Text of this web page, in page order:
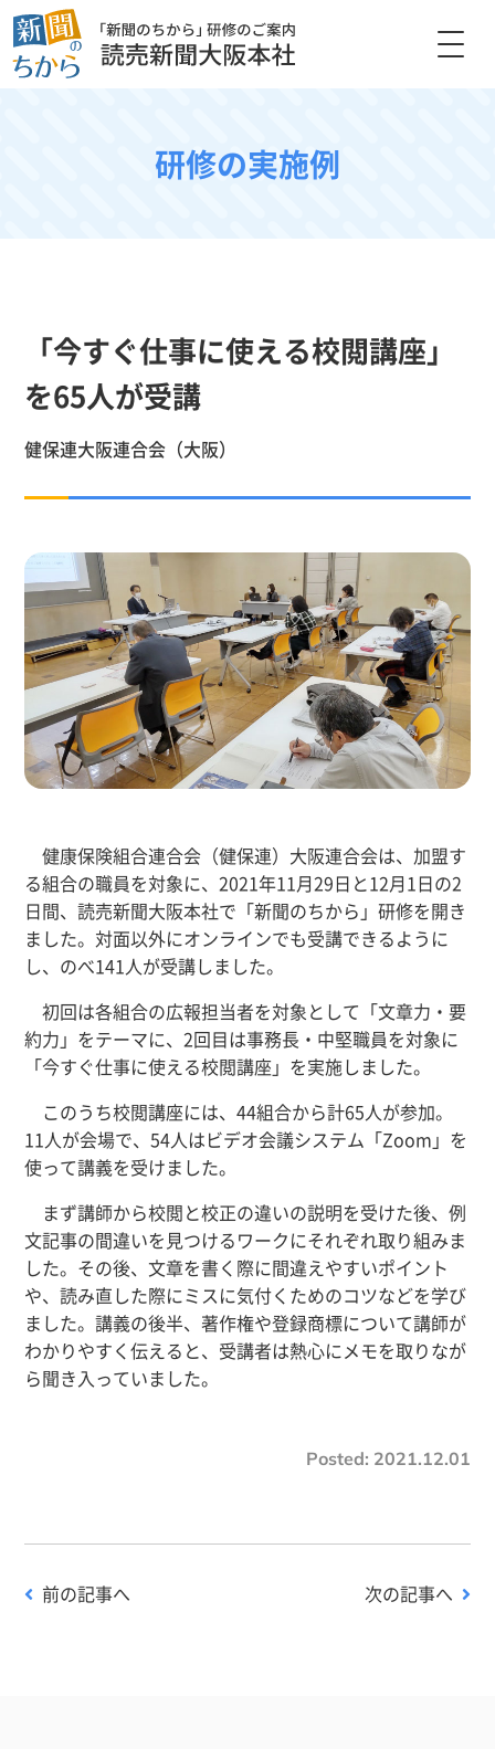
研修の実施例
「今すぐ仕事に使える校閲講座」
を65人が受講
健保連大阪連合会（大阪）
健康保険組合連合会（健保連）大阪連合会は、加盟す
る組合の職員を対象に、2021年11月29日と12月1日の2
日間、読売新聞大阪本社で「新聞のちから」研修を開き
ました。対面以外にオンラインでも受講できるように
し、のべ141人が受講しました。
初回は各組合の広報担当者を対象として「文章力・要
約力」をテーマに、2回目は事務長・中堅職員を対象に
「今すぐ仕事に使える校閲講座」を実施しました。
このうち校閲講座には、44組合から計65人が参加。
11人が会場で、54人はビデオ会議システム「Zoom」を
使って講義を受けました。
まず講師から校閲と校正の違いの説明を受けた後、例
文記事の間違いを見つけるワークにそれぞれ取り組みま
した。その後、文章を書く際に間違えやすいポイント
や、読み直した際にミスに気付くためのコツなどを学び
ました。講義の後半、著作権や登録商標について講師が
わかりやすく伝えると、受講者は熱心にメモを取りなが
ら聞き入っていました。
Posted: 2021.12.01
前の記事へ 次の記事へ